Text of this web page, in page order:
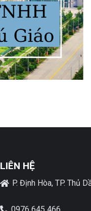
LIÊN HỆ
P. Định Hòa, TP. Thủ